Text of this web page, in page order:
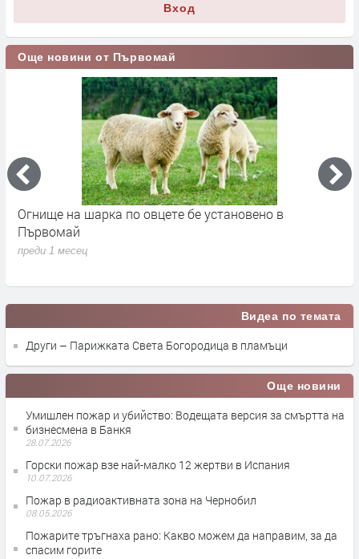
Вход
Още новини от Първомай
Огнище на шарка по овцете бе установено в
Първомай
преди 1 месец
Видеа по темата
Други – Парижката Света Богородица в пламъци
Още новини
Умишлен пожар и убийство: Водещата версия за смъртта на
бизнесмена в Банкя
28.07.2026
Горски пожар взе най-малко 12 жертви в Испания
10.07.2026
Пожар в радиоактивната зона на Чернобил
08.05.2026
Пожарите тръгнаха рано: Какво можем да направим, за да
спасим горите